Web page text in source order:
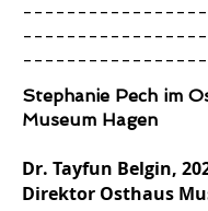
Stephanie Pech im
Museum Hagen
Dr. Tayfun Belgin,
Direktor Osthaus